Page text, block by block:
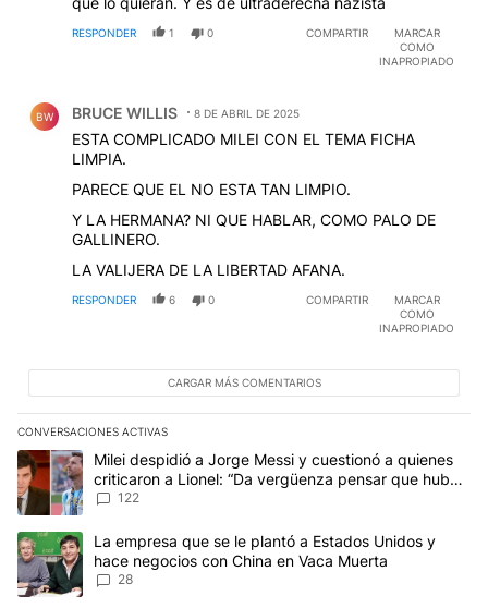
RESPONDER 1 0 COMPARTIR
MARCAR
COMO
INAPROPIADO
BW BRUCE WILLIS 8 DE ABRIL DE 2025
ESTA COMPLICADO MILEI CON EL TEMA FICHA
LIMPIA.
PARECE QUE EL NO ESTA TAN LIMPIO.
Y LA HERMANA? NI QUE HABLAR, COMO PALO DE
GALLINERO.
LA VALIJERA DE LA LIBERTAD AFANA.
RESPONDER 6 0 COMPARTIR
MARCAR
COMO
INAPROPIADO
CARGAR MÁS COMENTARIOS
CONVERSACIONES ACTIVAS
Este listado muestra los artículos con más comentarios en los
Un artículo de tendencia con el título "Milei despidió a Jorge
Milei despidió a Jorge Messi y cuestionó a quienes
criticaron a Lionel: “Da vergüenza pensar que hubo
anti-Messi”
122
Un artículo de tendencia con el título "La empresa que se le
La empresa que se le plantó a Estados Unidos y
hace negocios con China en Vaca Muerta
28